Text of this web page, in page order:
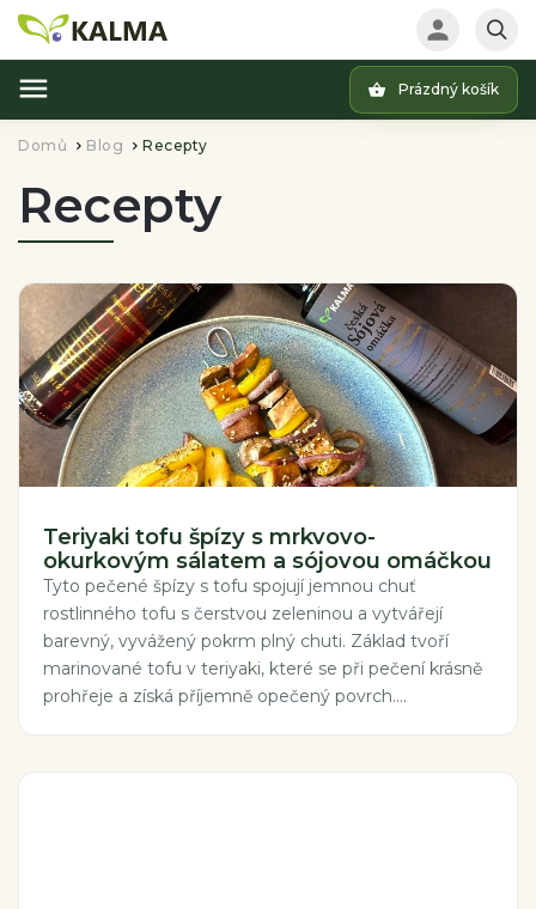
Prázdný košík
Domů / Blog / Recepty
Recepty
Teriyaki tofu špízy s mrkvovo-
okurkovým sálatem a sójovou omáčkou
Tyto pečené špízy s tofu spojují jemnou chuť
rostlinného tofu s čerstvou zeleninou a vytvářejí
barevný, vyvážený pokrm plný chuti. Základ tvoří
marinované tofu v teriyaki, které se při pečení krásně
prohřeje a získá příjemně opečený povrch....